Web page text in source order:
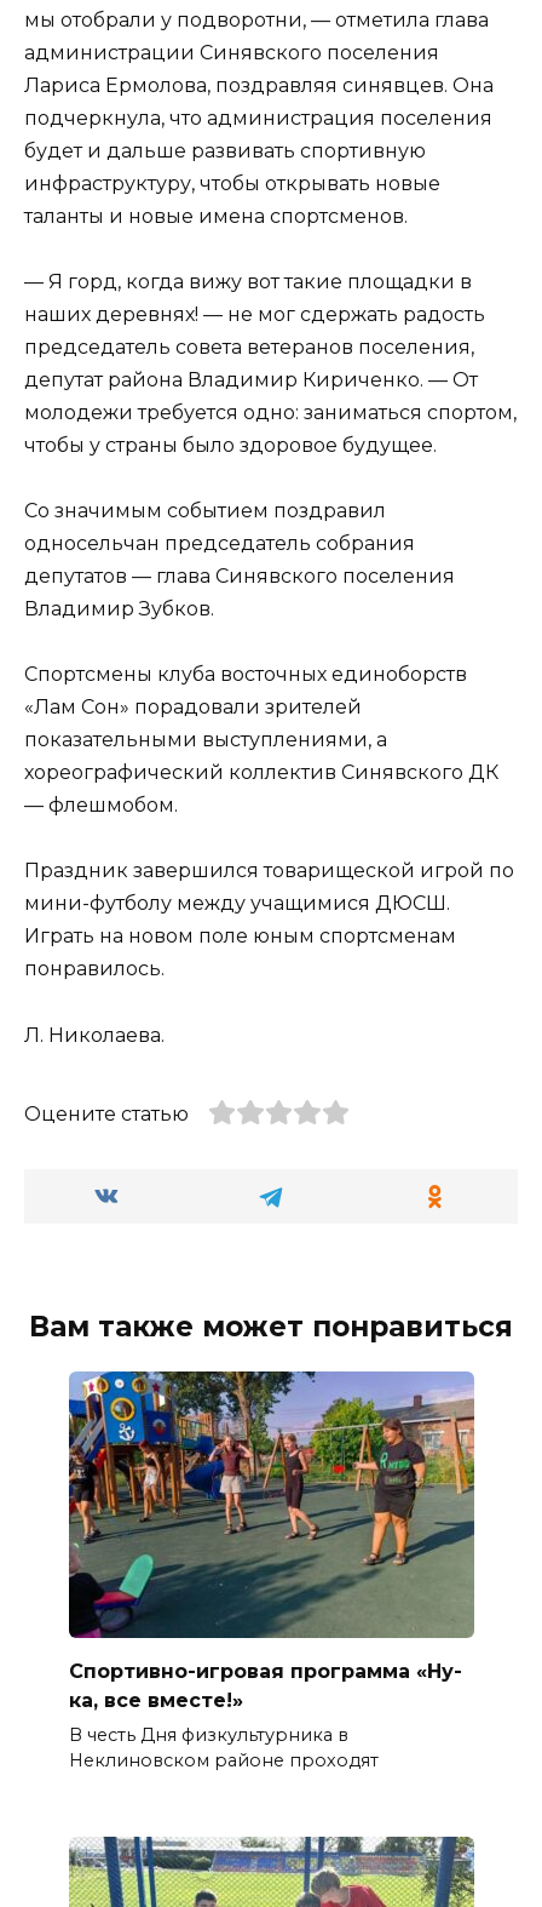
мы отобрали у подворотни, — отметила глава
администрации Синявского поселения
Лариса Ермолова, поздравляя синявцев. Она
подчеркнула, что администрация поселения
будет и дальше развивать спортивную
инфраструктуру, чтобы открывать новые
таланты и новые имена спортсменов.
— Я горд, когда вижу вот такие площадки в
наших деревнях! — не мог сдержать радость
председатель совета ветеранов поселения,
депутат района Владимир Кириченко. — От
молодежи требуется одно: заниматься спортом,
чтобы у страны было здоровое будущее.
Со значимым событием поздравил
односельчан председатель собрания
депутатов — глава Синявского поселения
Владимир Зубков.
Спортсмены клуба восточных единоборств
«Лам Сон» порадовали зрителей
показательными выступлениями, а
хореографический коллектив Синявского ДК
— флешмобом.
Праздник завершился товарищеской игрой по
мини-футболу между учащимися ДЮСШ.
Играть на новом поле юным спортсменам
понравилось.
Л. Николаева.
Оцените статью
Вам также может понравиться
Спортивно-игровая программа «Ну-
ка, все вместе!»
В честь Дня физкультурника в
Неклиновском районе проходят